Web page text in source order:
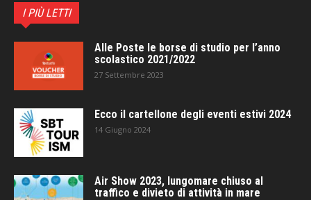
I PIÙ LETTI
Alle Poste le borse di studio per l’anno
scolastico 2021/2022
27 Settembre 2023
Ecco il cartellone degli eventi estivi 2024
14 Giugno 2024
Air Show 2023, lungomare chiuso al
traffico e divieto di attività in mare